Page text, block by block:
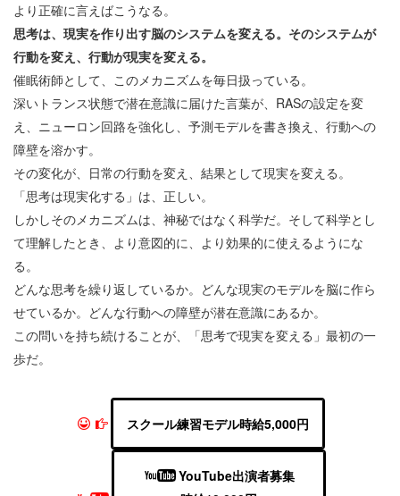
より正確に言えばこうなる。
思考は、現実を作り出す脳のシステムを変える。そのシステムが
行動を変え、行動が現実を変える。
催眠術師として、このメカニズムを毎日扱っている。
深いトランス状態で潜在意識に届けた言葉が、RASの設定を変
え、ニューロン回路を強化し、予測モデルを書き換え、行動への
障壁を溶かす。
その変化が、日常の行動を変え、結果として現実を変える。
「思考は現実化する」は、正しい。
しかしそのメカニズムは、神秘ではなく科学だ。そして科学とし
て理解したとき、より意図的に、より効果的に使えるようにな
る。
どんな思考を繰り返しているか。どんな現実のモデルを脳に作ら
せているか。どんな行動への障壁が潜在意識にあるか。
この問いを持ち続けることが、「思考で現実を変える」最初の一
歩だ。
スクール練習モデル時給5,000円
YouTube出演者募集